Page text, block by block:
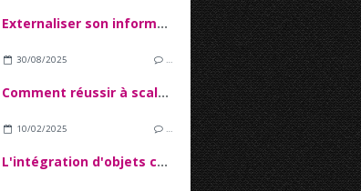
Externaliser son informatique quand on est une PME du secteur financier
30/08/2025 …
Comment réussir à scaler son e-commerce sans tout casser ?
10/02/2025 …
L'intégration d'objets connectés dans l'écosystème IoT